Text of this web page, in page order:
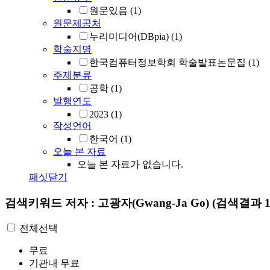
원문있음 (1)
원문제공처
누리미디어(DBpia) (1)
학술지명
한국컴퓨터정보학회 학술발표논문집 (1)
주제분류
공학 (1)
발행연도
2023 (1)
작성언어
한국어 (1)
오늘 본 자료
오늘 본 자료가 없습니다.
패싯닫기
검색키워드 저자 : 고광자(Gwang-Ja Go) (검색결과
전체선택
무료
기관내 무료